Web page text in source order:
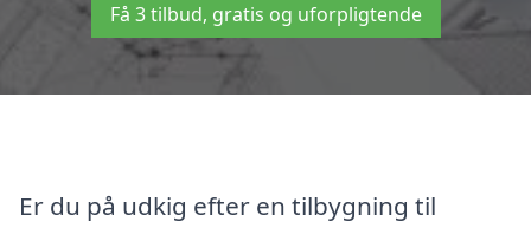
Få 3 tilbud, gratis og uforpligtende
Er du på udkig efter en tilbygning til